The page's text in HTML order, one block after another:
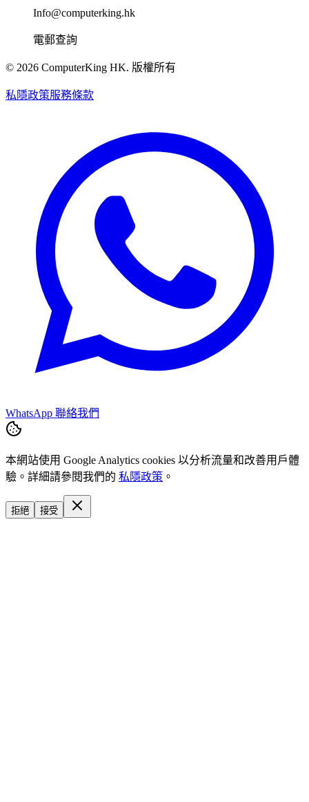
Info@computerking.hk
電郵查詢
© 2026 ComputerKing HK. 版權所有
私隱政策服務條款
WhatsApp 聯絡我們
本網站使用 Google Analytics cookies 以分析流量和改善用戶體
驗。詳細請參閱我們的 私隱政策 。
拒絕 接受